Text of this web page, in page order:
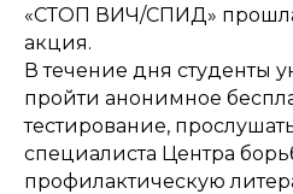
«СТОП ВИЧ/СПИД»
акция.
В течение дня студенты
пройти анонимное
тестирование,
специалиста Центра
профилактическую